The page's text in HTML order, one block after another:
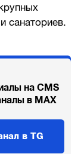
санаториев.
на CMS
в MAX
в TG